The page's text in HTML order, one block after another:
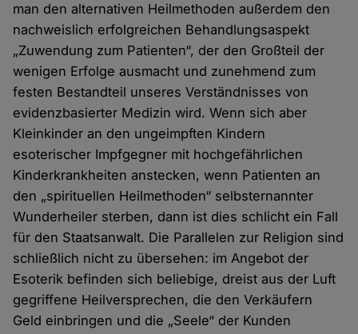
man den alternativen Heilmethoden außerdem den
nachweislich erfolgreichen Behandlungsaspekt
„Zuwendung zum Patienten“, der den Großteil der
wenigen Erfolge ausmacht und zunehmend zum
festen Bestandteil unseres Verständnisses von
evidenzbasierter Medizin wird. Wenn sich aber
Kleinkinder an den ungeimpften Kindern
esoterischer Impfgegner mit hochgefährlichen
Kinderkrankheiten anstecken, wenn Patienten an
den „spirituellen Heilmethoden“ selbsternannter
Wunderheiler sterben, dann ist dies schlicht ein Fall
für den Staatsanwalt. Die Parallelen zur Religion sind
schließlich nicht zu übersehen: im Angebot der
Esoterik befinden sich beliebige, dreist aus der Luft
gegriffene Heilversprechen, die den Verkäufern
Geld einbringen und die „Seele“ der Kunden